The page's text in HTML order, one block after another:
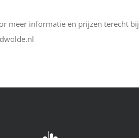
meer informatie en prijzen terecht bij